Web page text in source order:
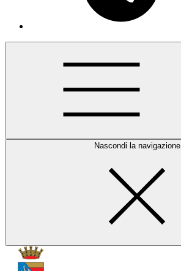
Nascondi la navigazione